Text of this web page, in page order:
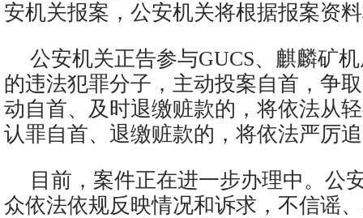
安机关报案，公安机关将根据报案资
公安机关正告参与GUCS、麒麟矿
的违法犯罪分子，主动投案自首，争
动自首、及时退缴赃款的，将依法从
认罪自首、退缴赃款的，将依法严厉
目前，案件正在进一步办理中。公
众依法依规反映情况和诉求，不信谣